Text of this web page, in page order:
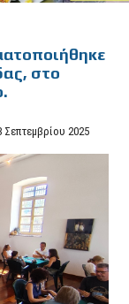
στο
Σεπτεμβρίου 2025